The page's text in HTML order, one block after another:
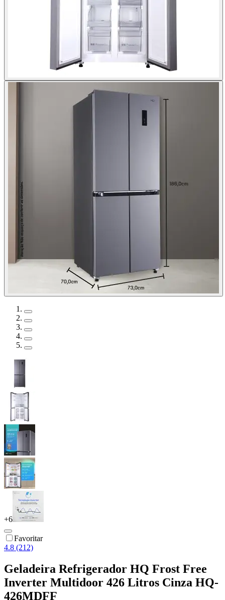
+6
Favoritar
4.8 (212)
Geladeira Refrigerador HQ Frost Free
Inverter Multidoor 426 Litros Cinza HQ-
426MDFF